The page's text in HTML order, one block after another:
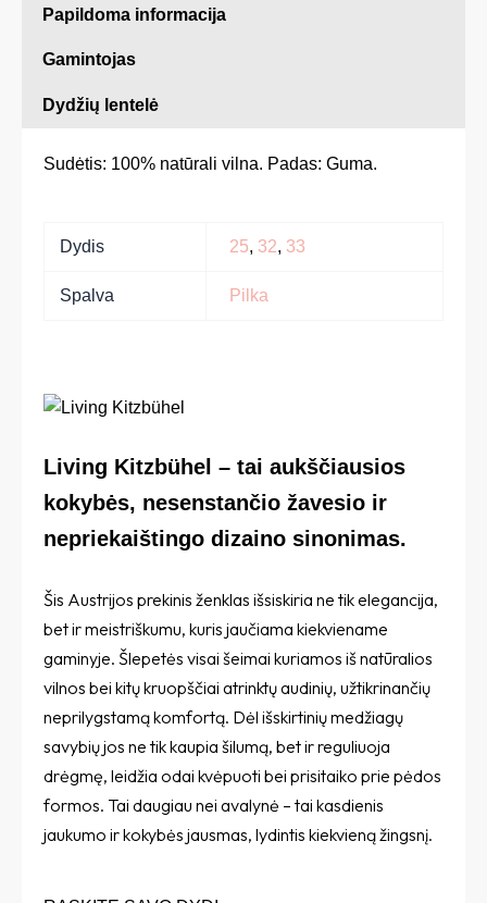
Papildoma informacija
Gamintojas
Dydžių lentelė
Sudėtis: 100% natūrali vilna. Padas: Guma.
Dydis 25, 32, 33
Spalva Pilka
Living Kitzbühel – tai aukščiausios
kokybės, nesenstančio žavesio ir
nepriekaištingo dizaino sinonimas.
Šis Austrijos prekinis ženklas išsiskiria ne tik elegancija,
bet ir meistriškumu, kuris jaučiama kiekviename
gaminyje. Šlepetės visai šeimai kuriamos iš natūralios
vilnos bei kitų kruopščiai atrinktų audinių, užtikrinančių
neprilygstamą komfortą. Dėl išskirtinių medžiagų
savybių jos ne tik kaupia šilumą, bet ir reguliuoja
drėgmę, leidžia odai kvėpuoti bei prisitaiko prie pėdos
formos. Tai daugiau nei avalynė – tai kasdienis
jaukumo ir kokybės jausmas, lydintis kiekvieną žingsnį.